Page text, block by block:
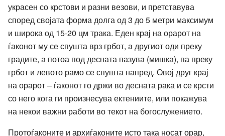
украсен со крстови и разни везови, и претставува
според својата форма долга од 3 до 5 метри максимум
и широка од 15-20 цм трака. Еден крај на орарот на
ѓаконот му се спушта врз грбот, а другиот оди преку
градите, а потоа под десната пазува (мишка), па преку
грбот и левото рамо се спушта напред. Овој друг крај
на орарот – ѓаконот го држи во десната рака и се крсти
со него кога ги произнесува ектениите, или покажува
на некои важни работи во текот на богослужението.
Протоѓаконите и архиѓаконите исто така носат орар,